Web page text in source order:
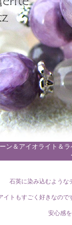
ン＆アイオライト＆
石英に染み込むような
イトもすごく好きなの
安心感